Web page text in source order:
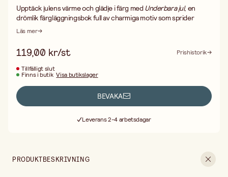
Upptäck julens värme och glädje i färg medUnderbara jul, en
drömlik färgläggningsbok full av charmiga motiv som sprider
julstämning. Boken bjuder på en rik variation av illustrationer –
granar – alla inbjudande att färgläggas.
MedUnderbara julfår du en stunds njutbar avkoppling mitt i
julruschen – eller ett fint kreativt tillskott i presenthögen till
någon som älskar både färg och vintermys.
Förpackad i ett vackert kartonnageformat och utformat med
både elegans och lekfullhet i varje detaljer, passar boken både
färgläggningsentusiaster och nybörjare som söker en extra
Läs mer
119,00 kr/st
Prishistorik
Tillfälligt slut
Finns i butik Visa butikslager
BEVAKA
Leverans 2-4 arbetsdagar
PRODUKTBESKRIVNING